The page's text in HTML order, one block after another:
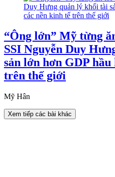
“Ông lớn” Mỹ từng
SSI Nguyễn Duy
sản lớn hơn GDP
trên thế giới
Mỹ Hân
Xem tiếp các bài khác